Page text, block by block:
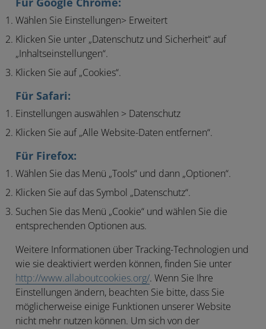
Für Google Chrome:
Wählen Sie Einstellungen> Erweitert
Klicken Sie unter „Datenschutz und Sicherheit“ auf
„Inhaltseinstellungen“.
Klicken Sie auf „Cookies“.
Für Safari:
Einstellungen auswählen > Datenschutz
Klicken Sie auf „Alle Website-Daten entfernen“.
Für Firefox:
Wählen Sie das Menü „Tools“ und dann „Optionen“.
Klicken Sie auf das Symbol „Datenschutz“.
Suchen Sie das Menü „Cookie“ und wählen Sie die
entsprechenden Optionen aus.
Weitere Informationen über Tracking-Technologien und
wie sie deaktiviert werden können, finden Sie unter
http://www.allaboutcookies.org/. Wenn Sie Ihre
Einstellungen ändern, beachten Sie bitte, dass Sie
möglicherweise einige Funktionen unserer Website
nicht mehr nutzen können. Um sich von der